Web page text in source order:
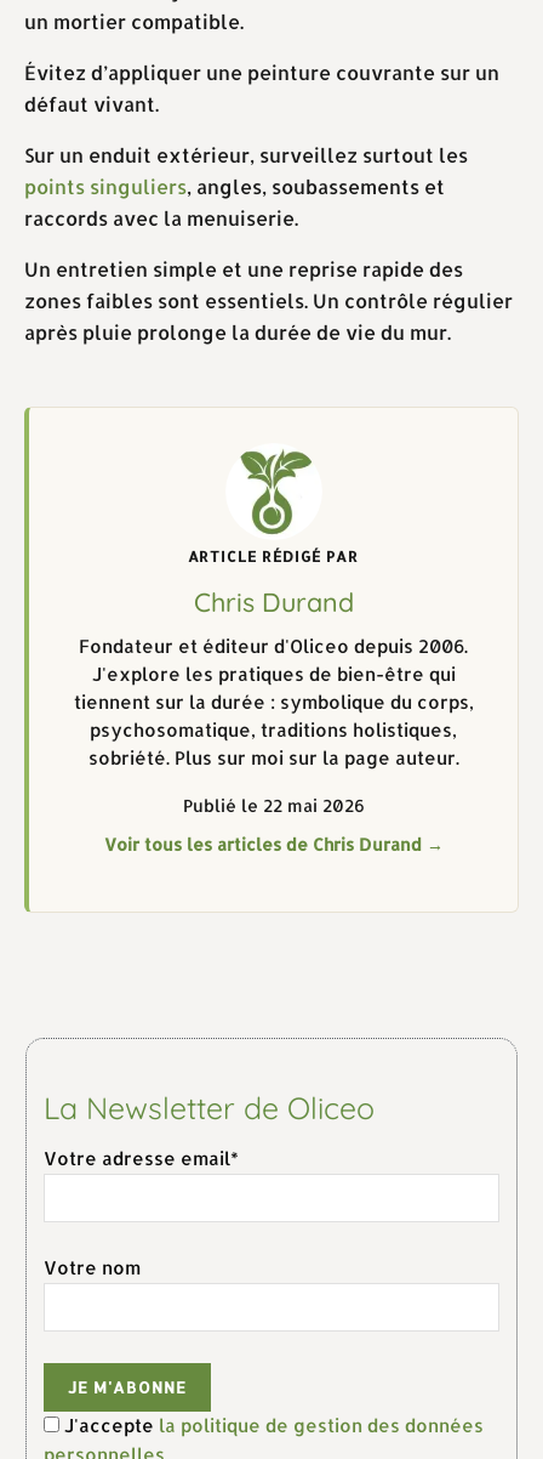
un mortier compatible.
Évitez d’appliquer une peinture couvrante sur un
défaut vivant.
Sur un enduit extérieur, surveillez surtout les
points singuliers, angles, soubassements et
raccords avec la menuiserie.
Un entretien simple et une reprise rapide des
zones faibles sont essentiels. Un contrôle régulier
après pluie prolonge la durée de vie du mur.
ARTICLE RÉDIGÉ PAR
Chris Durand
Fondateur et éditeur d'Oliceo depuis 2006.
J'explore les pratiques de bien-être qui
tiennent sur la durée : symbolique du corps,
psychosomatique, traditions holistiques,
sobriété. Plus sur moi sur la page auteur.
Publié le 22 mai 2026
Voir tous les articles de Chris Durand →
La Newsletter de Oliceo
Votre adresse email*
Votre nom
J'accepte la politique de gestion des données